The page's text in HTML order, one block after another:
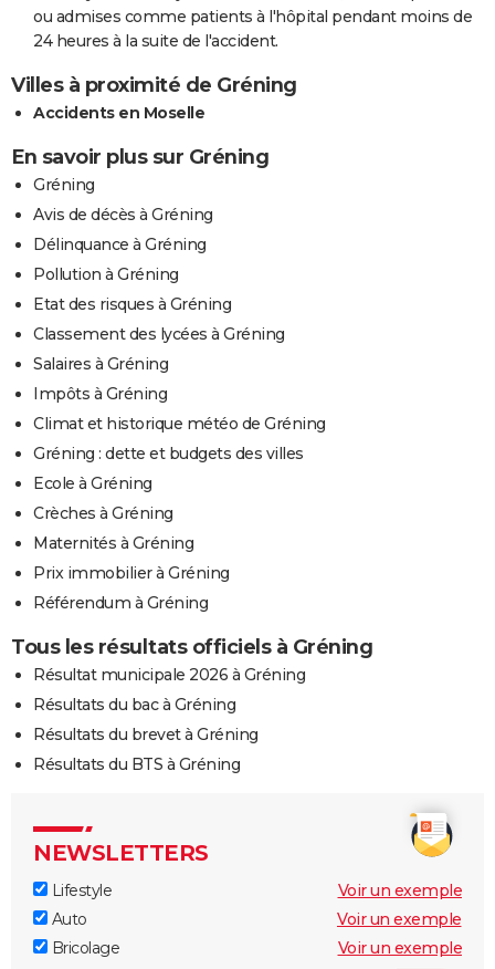
ou admises comme patients à l'hôpital pendant moins de
24 heures à la suite de l'accident.
Villes à proximité de Gréning
Accidents en Moselle
En savoir plus sur Gréning
Gréning
Avis de décès à Gréning
Délinquance à Gréning
Pollution à Gréning
Etat des risques à Gréning
Classement des lycées à Gréning
Salaires à Gréning
Impôts à Gréning
Climat et historique météo de Gréning
Gréning : dette et budgets des villes
Ecole à Gréning
Crèches à Gréning
Maternités à Gréning
Prix immobilier à Gréning
Référendum à Gréning
Tous les résultats officiels à Gréning
Résultat municipale 2026 à Gréning
Résultats du bac à Gréning
Résultats du brevet à Gréning
Résultats du BTS à Gréning
NEWSLETTERS
Lifestyle
Voir un exemple
Auto
Voir un exemple
Bricolage
Voir un exemple